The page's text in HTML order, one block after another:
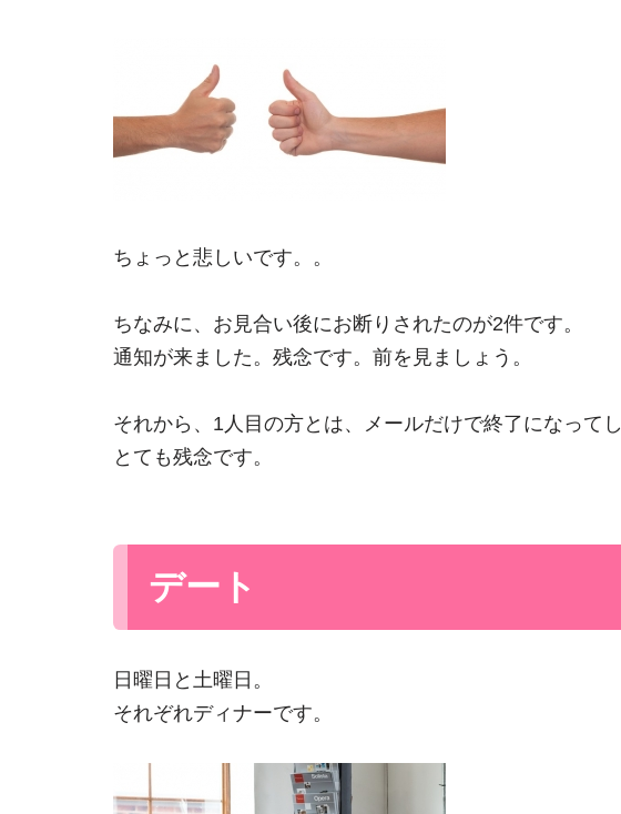
ちょっと悲しいです。。
ちなみに、お見合い後にお断りされたのが2件です。
通知が来ました。残念です。前を見ましょう。
それから、1人目の方とは、メールだけで終了になってし
とても残念です。
デート
日曜日と土曜日。
それぞれディナーです。